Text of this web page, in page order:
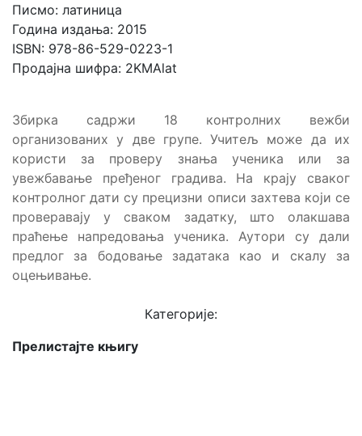
Писмо: латиница
Година издања: 2015
ISBN: 978-86-529-0223-1
Продајна шифра: 2KMAlat
Збирка садржи 18 контролних вежби
организованих у две групе. Учитељ може да их
користи за проверу знања ученика или за
увежбавање пређеног градива. На крају сваког
контролног дати су прецизни описи захтева који се
проверавају у сваком задатку, што олакшава
праћење напредовања ученика. Аутори су дали
предлог за бодовање задатака као и скалу за
оцењивање.
Категорије:
Прелистајте књигу